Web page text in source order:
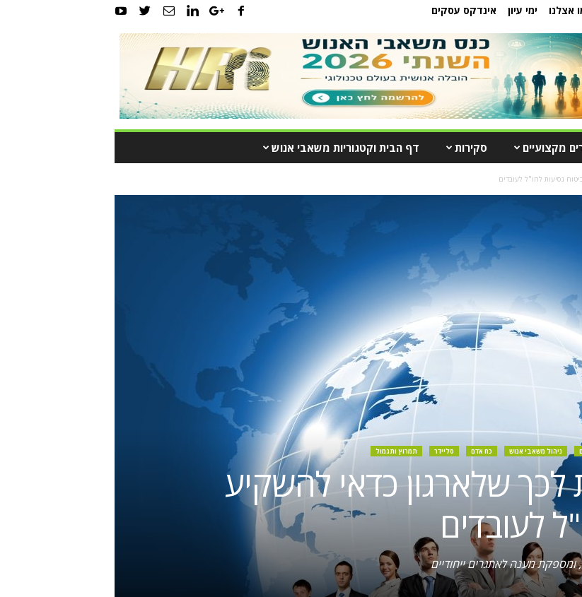
אצלנו ימי עיון אינדקס עסקים
מקצועיים סקירות דף הבית וקטגוריות משאבי אנוש
ניהול משאבי אנוש כח אדם סליידר תמרוץ ותגמול
לכך שלארגון כדאי להשקיע
לעובדים
מענה לאתגרים ייחודיים